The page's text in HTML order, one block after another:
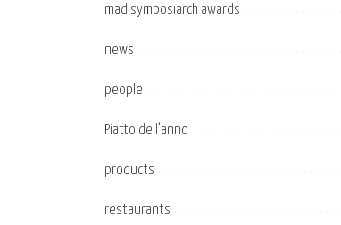
mad symposiarch awards
news
people
Piatto dell’anno
products
restaurants